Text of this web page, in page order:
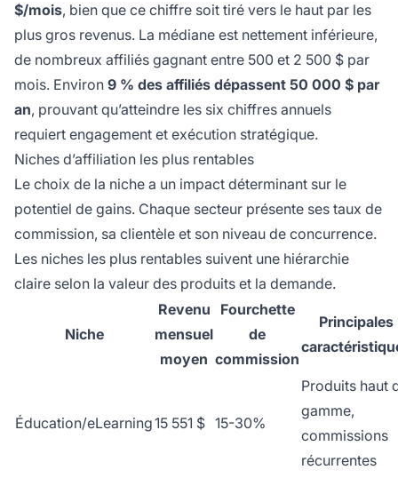
$/mois, bien que ce chiffre soit tiré vers le haut par les
plus gros revenus. La médiane est nettement inférieure,
de nombreux affiliés gagnant entre 500 et 2 500 $ par
mois. Environ 9 % des affiliés dépassent 50 000 $ par
an, prouvant qu’atteindre les six chiffres annuels
requiert engagement et exécution stratégique.
Niches d’affiliation les plus rentables
Le choix de la niche a un impact déterminant sur le
potentiel de gains. Chaque secteur présente ses taux de
commission, sa clientèle et son niveau de concurrence.
Les niches les plus rentables suivent une hiérarchie
claire selon la valeur des produits et la demande.
Niche
Revenu
mensuel
moyen
Fourchette
de
commission
Principales
Éducation/eLearning15 551 $ 15-30%
Produits haut
gamme,
commissions
récurrentes